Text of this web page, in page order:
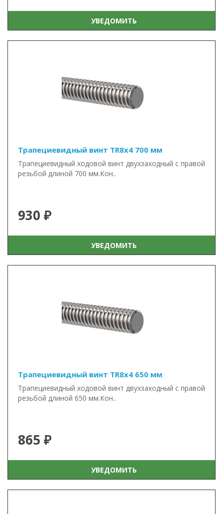
УВЕДОМИТЬ
Трапециевидный винт TR8x4 700 мм
Трапециевидный ходовой винт двухзаходный с правой
резьбой длиной 700 мм.Кон..
930 ₽
УВЕДОМИТЬ
Трапециевидный винт TR8x4 650 мм
Трапециевидный ходовой винт двухзаходный с правой
резьбой длиной 650 мм.Кон..
865 ₽
УВЕДОМИТЬ